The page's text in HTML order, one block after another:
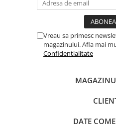
Vreau sa primesc
magazinului. Afla mai
Confidentialitate
DATE